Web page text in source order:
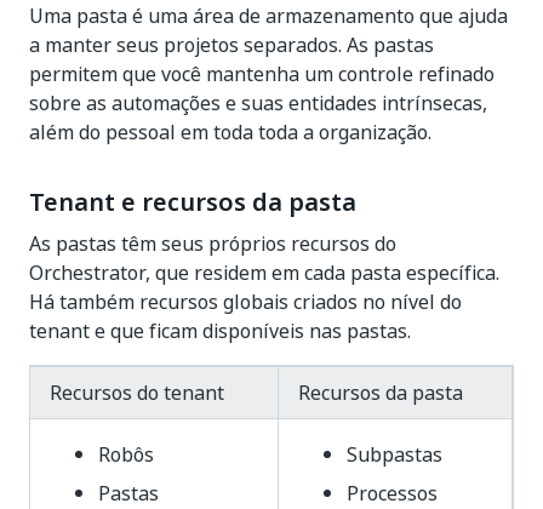
Uma pasta é uma área de armazenamento que ajuda
a manter seus projetos separados. As pastas
permitem que você mantenha um controle refinado
sobre as automações e suas entidades intrínsecas,
além do pessoal em toda toda a organização.
Tenant e recursos da pasta
As pastas têm seus próprios recursos do
Orchestrator, que residem em cada pasta específica.
Há também recursos globais criados no nível do
tenant e que ficam disponíveis nas pastas.
Recursos do tenant Recursos da pasta
Robôs
Pastas
Subpastas
Processos